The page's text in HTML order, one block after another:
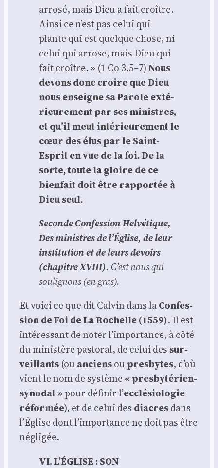
arro­sé, mais Dieu a fait croître.
Ain­si ce n’est pas celui qui
plante qui est quelque chose, ni
celui qui arrose, mais Dieu qui
fait croître. » (1 Co 3.5–7)Nous
devons donc croire que Dieu
nous enseigne sa Parole exté­
rieu­re­ment par ses ministres,
et qu’il meut inté­rieu­re­ment le
cœur des élus par le Saint-
Esprit en vue de la foi. De la
sorte, toute la gloire de ce
bien­fait doit être rap­por­tée à
Dieu seul.
Seconde Confes­sion Hel­vé­tique,
Des ministres de l’Église, de leur
ins­ti­tu­tion et de leurs devoirs
(cha­pitre XVIII). C’est nous qui
sou­li­gnons (en gras).
Et voi­ci ce que dit Cal­vin dans laConfes­
sion de Foi de La Rochelle (1559). Il est
inté­res­sant de noter l’im­por­tance, à côté
du minis­tère pas­to­ral, de celui des sur­
veillants (ou anciensoupres­bytes, d’où
vient le nom de sys­tème « pres­by­té­rien-
syno­dal »pour défi­nir l’ecclé­sio­lo­gie
réfor­mée), et de celui des diacresdans
l’É­glise dont l’im­por­tance ne doit pas être
négli­gée.
VI. L’ÉGLISE : SON